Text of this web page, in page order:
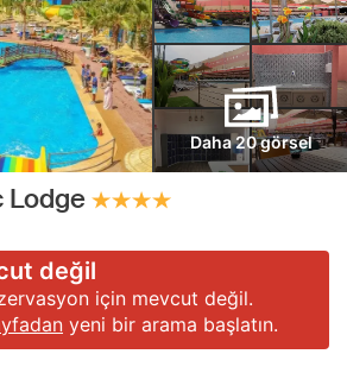
Daha 20 görsel
Lodge
değil
için mevcut değil.
yeni bir arama başlatın.